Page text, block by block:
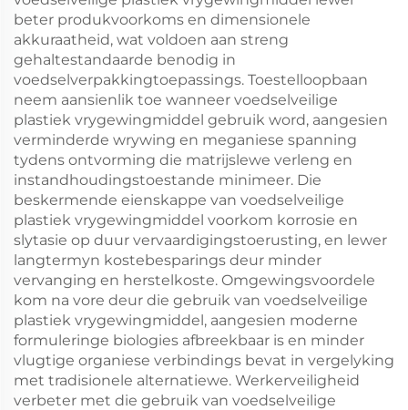
beter produkvoorkoms en dimensionele
akkuraatheid, wat voldoen aan streng
gehaltestandaarde benodig in
voedselverpakkingtoepassings. Toestelloopbaan
neem aansienlik toe wanneer voedselveilige
plastiek vrygewingmiddel gebruik word, aangesien
verminderde wrywing en meganiese spanning
tydens ontvorming die matrijslewe verleng en
instandhoudingstoestande minimeer. Die
beskermende eienskappe van voedselveilige
plastiek vrygewingmiddel voorkom korrosie en
slytasie op duur vervaardigingstoerusting, en lewer
langtermyn kostebesparings deur minder
vervanging en herstelkoste. Omgewingsvoordele
kom na vore deur die gebruik van voedselveilige
plastiek vrygewingmiddel, aangesien moderne
formuleringe biologies afbreekbaar is en minder
vlugtige organiese verbindings bevat in vergelyking
met tradisionele alternatiewe. Werkerveiligheid
verbeter met die gebruik van voedselveilige